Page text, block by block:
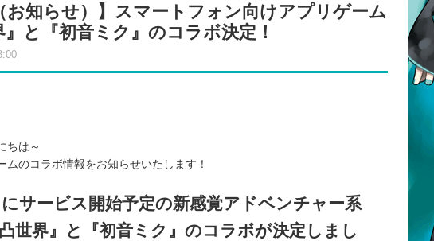
お知らせ）】スマートフォン向けアプリゲーム
』と『初音ミク』のコラボ決定！
ちは～
ムのコラボ情報をお知らせいたします！
サービス開始予定の新感覚アドベンチャー系
世界』と『初音ミク』のコラボが決定しまし